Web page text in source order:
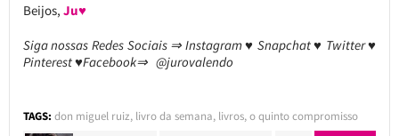
Beijos, Ju♥
Siga nossas Redes Sociais ⇒ Instagram ♥ Snapchat ♥ Twitter ♥
Pinterest ♥Facebook⇒ @jurovalendo
TAGS: don miguel ruiz, livro da semana, livros,o quinto compromisso